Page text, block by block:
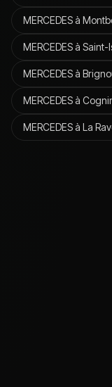
MERCEDESà
MERCEDESà Saint-
MERCEDESà
MERCEDESà
MERCEDESà La